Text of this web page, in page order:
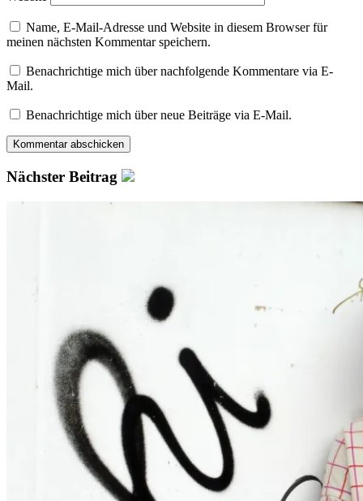
Name, E-Mail-Adresse und Website in diesem Browser für
meinen nächsten Kommentar speichern.
Benachrichtige mich über nachfolgende Kommentare via E-
Mail.
Benachrichtige mich über neue Beiträge via E-Mail.
Nächster Beitrag